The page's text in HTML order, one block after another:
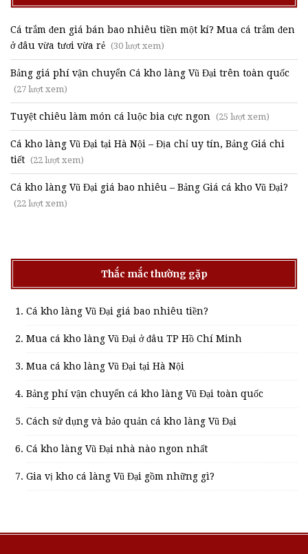
Cá trắm đen giá bán bao nhiêu tiền một kí? Mua cá trắm đen
ở đâu vừa tươi vừa rẻ (30 lượt xem)
Bảng giá phí vận chuyển Cá kho làng Vũ Đại trên toàn quốc
(27 lượt xem)
Tuyệt chiêu làm món cá luộc bia cực ngon (25 lượt xem)
Cá kho làng Vũ Đại tại Hà Nội – Địa chỉ uy tín, Bảng Giá chi
tiết (22 lượt xem)
Cá kho làng Vũ Đại giá bao nhiêu – Bảng Giá cá kho Vũ Đại?
(22 lượt xem)
Thắc mắc thường gặp
Cá kho làng Vũ Đại giá bao nhiêu tiền?
Mua cá kho làng Vũ Đại ở đâu TP Hồ Chí Minh
Mua cá kho làng Vũ Đại tại Hà Nội
Bảng phí vận chuyển cá kho làng Vũ Đại toàn quốc
Cách sử dụng và bảo quản cá kho làng Vũ Đại
Cá kho làng Vũ Đại nhà nào ngon nhất
Gia vị kho cá làng Vũ Đại gồm những gì?